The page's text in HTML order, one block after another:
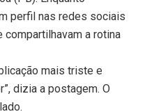
perfil nas redes sociais
compartilhavam a rotina
mais triste e
dizia a postagem. O